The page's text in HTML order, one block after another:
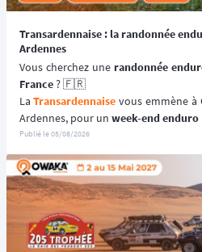
Transardennaise : la randonnée
Ardennes
Vous cherchez une randonnée
France ? 🇫🇷
La Transardennaise vous emmène à
Ardennes, pour un week-end enduro
motos enduro, trail et trial dès 125
Portée par le Moto Club de
(MCCMA) depuis plus de 30 éditions,
le plaisir de rouler plutôt que sur la
😉
📆 Prochaines dates : du 19 au 20
Publié le05/08/2026